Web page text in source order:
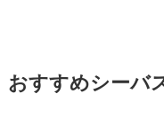
おすすめシーバ